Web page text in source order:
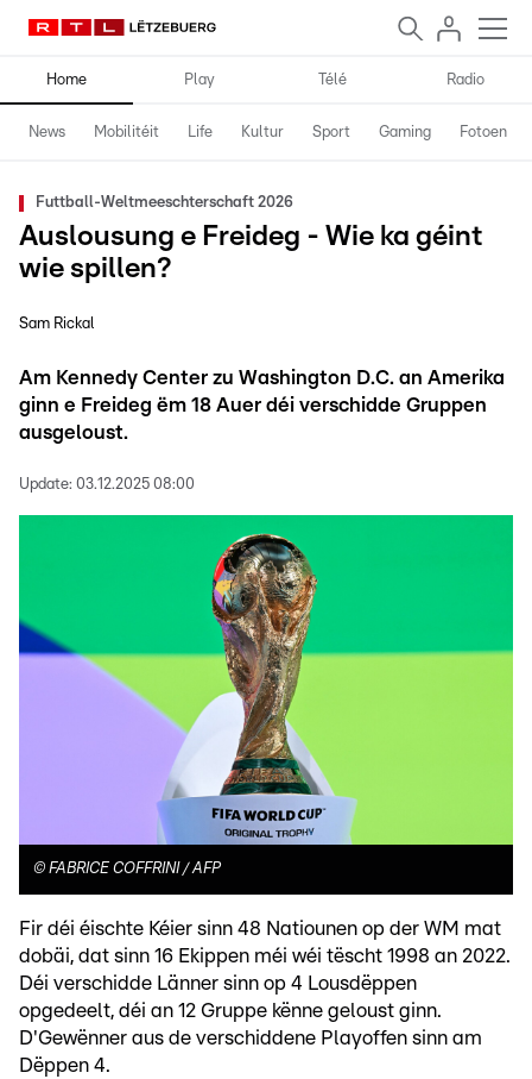
Home Play Télé Radio
News Mobilitéit Life Kultur Sport Gaming Fotoen
Futtball-Weltmeeschterschaft 2026
Auslousung e Freideg - Wie ka géint
wie spillen?
Sam Rickal
Am Kennedy Center zu Washington D.C. an Amerika
ginn e Freideg ëm 18 Auer déi verschidde Gruppen
ausgeloust.
Update: 03.12.2025 08:00
© FABRICE COFFRINI / AFP
Fir déi éischte Kéier sinn 48 Natiounen op der WM mat
dobäi, dat sinn 16 Ekippen méi wéi tëscht 1998 an 2022.
Déi verschidde Länner sinn op 4 Lousdëppen
opgedeelt, déi an 12 Gruppe kënne geloust ginn.
D'Gewënner aus de verschiddene Playoffen sinn am
Dëppen 4.